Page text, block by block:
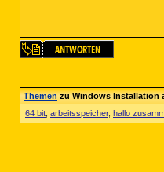
Themenzu Windows Installation
64 bit arbeitsspeicher, hallo